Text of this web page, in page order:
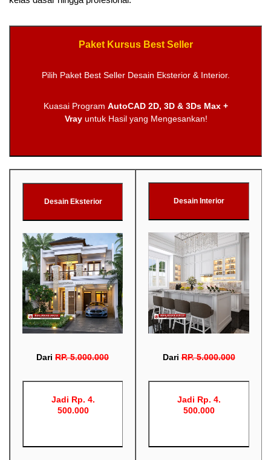
Paket Kursus Best Seller
Pilih Paket Best Seller Desain Eksterior & Interior.
Kuasai Program AutoCAD 2D, 3D & 3Ds Max +
Vrayuntuk Hasil yang Mengesankan!
Desain Eksterior
Dari RP.5.000.000
Jadi Rp. 4.
500.000
Desain Interior
DariRP.5.000.000
Jadi Rp. 4.
500.000